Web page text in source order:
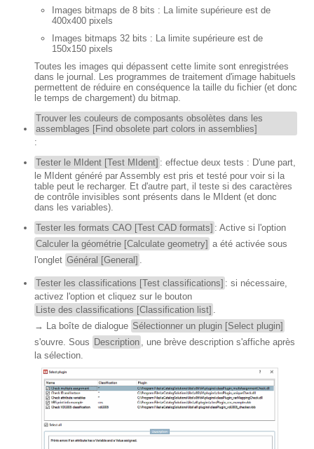
Images bitmaps de 8 bits : La limite supérieure est de
400x400 pixels
Images bitmaps 32 bits : La limite supérieure est de
150x150 pixels
Toutes les images qui dépassent cette limite sont enregistrées
dans le journal. Les programmes de traitement d'image habituels
permettent de réduire en conséquence la taille du fichier (et donc
le temps de chargement) du bitmap.
Trouver les couleurs de composants obsolètes dans les
assemblages [Find obsolete part colors in assemblies]
:
Tester le MIdent [Test MIdent] : effectue deux tests : D'une part,
le MIdent généré par Assembly est pris et testé pour voir si la
table peut le recharger. Et d'autre part, il teste si des caractères
de contrôle invisibles sont présents dans le MIdent (et donc
dans les variables).
Tester les formats CAO [Test CAD formats] : Active si l'option
Calculer la géométrie [Calculate geometry] a été activée sous
l'onglet Général [General] .
Tester les classifications [Test classifications] : si nécessaire,
activez l'option et cliquez sur le bouton
Liste des classifications [Classification list] .
→ La boîte de dialogue Sélectionner un plugin [Select plugin]
s'ouvre. Sous Description , une brève description s'affiche après
la sélection.